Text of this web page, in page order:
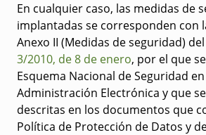
En cualquier caso, las medidas de
implantadas se corresponden con
Anexo II (Medidas de seguridad) del
3/2010, de 8 de enero, por el que
Esquema Nacional de Seguridad
Administración Electrónica y que
descritas en los documentos que
Política de Protección de Datos y